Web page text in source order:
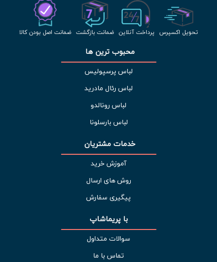
تحویل اکسپرس پرداخت آنلاین ضمانت بازگشت ضمانت اصل بودن کالا
محبوب ترین ها
لباس پرسپولیس
لباس رئال مادرید
لباس رونالدو
لباس بارسلونا
خدمات مشتریان
آموزش خرید
روش های ارسال
پیگیری سفارش
با پریماشاپ
سوالات متداول
تماس با ما